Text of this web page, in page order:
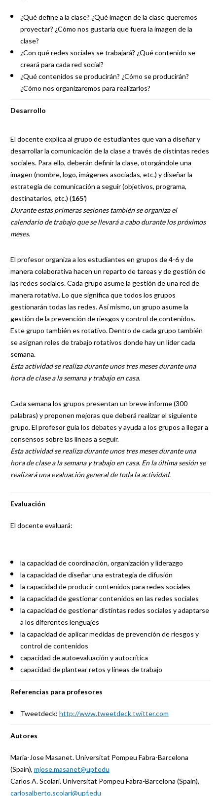
¿Qué define a la clase? ¿Qué imagen de la clase queremos
proyectar? ¿Cómo nos gustaría que fuera la imagen de la
clase?
¿Con qué redes sociales se trabajará? ¿Qué contenido se
creará para cada red social?
¿Qué contenidos se producirán? ¿Cómo se producirán?
¿Cómo nos organizaremos para realizarlos?
Desarrollo
El docente explica al grupo de estudiantes que van a diseñar y
desarrollar la comunicación de la clase a través de distintas redes
sociales. Para ello, deberán definir la clase, otorgándole una
imagen (nombre, logo, imágenes asociadas, etc.) y diseñar la
estrategia de comunicación a seguir (objetivos, programa,
destinatarios, etc.) (165’)
Durante estas primeras sesiones también se organiza el
calendario de trabajo que se llevará a cabo durante los próximos
meses.
El profesor organiza a los estudiantes en grupos de 4-6 y de
manera colaborativa hacen un reparto de tareas y de gestión de
las redes sociales. Cada grupo asume la gestión de una red de
manera rotativa. Lo que significa que todos los grupos
gestionarán todas las redes. Así mismo, un grupo asume la
gestión de la prevención de riesgos y control de contenidos.
Este grupo también es rotativo. Dentro de cada grupo también
se asignan roles de trabajo rotativos donde hay un líder cada
semana.
Esta actividad se realiza durante unos tres meses durante una
hora de clase a la semana y trabajo en casa.
Cada semana los grupos presentan un breve informe (300
palabras) y proponen mejoras que deberá realizar el siguiente
grupo. El profesor guía los debates y ayuda a los grupos a llegar a
consensos sobre las líneas a seguir.
Esta actividad se realiza durante unos tres meses durante una
hora de clase a la semana y trabajo en casa. En la última sesión se
realizará una evaluación general de toda la actividad.
Evaluación
El docente evaluará:
la capacidad de coordinación, organización y liderazgo
la capacidad de diseñar una estrategia de difusión
la capacidad de producir contenidos para redes sociales
la capacidad de gestionar contenidos en las redes sociales
la capacidad de gestionar distintas redes sociales y adaptarse
a los diferentes lenguajes
la capacidad de aplicar medidas de prevención de riesgos y
control de contenidos
capacidad de autoevaluación y autocrítica
capacidad de plantear retos y líneas de trabajo
Referencias para profesores
Tweetdeck: http://www.tweetdeck.twitter.com
Autores
Maria-Jose Masanet. Universitat Pompeu Fabra-Barcelona
(Spain), mjose.masanet@upf.edu
Carlos A. Scolari. Universitat Pompeu Fabra-Barcelona (Spain),
carlosalberto.scolari@upf.edu